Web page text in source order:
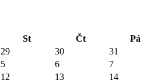
St Čt
Pá
29 30
31
5 6
7
12 13
14